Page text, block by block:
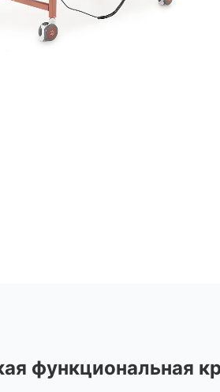
функциональная